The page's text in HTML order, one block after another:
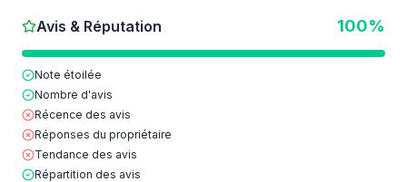
Avis & Réputation 100%
Note étoilée
Nombre d'avis
Récence des avis
Réponses du propriétaire
Tendance des avis
Répartition des avis